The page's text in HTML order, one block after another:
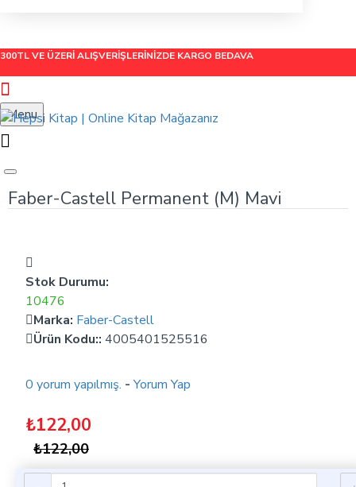
300TL VE ÜZERİ ALIŞVERİŞLERİNİZDE KARGO BEDAVA
Menu
Faber-Castell Permanent (M) Mavi
Stok Durumu:
10476
Marka: Faber-Castell
Ürün Kodu:: 4005401525516
0 yorum yapılmış. - Yorum Yap
₺122,00
₺122,00